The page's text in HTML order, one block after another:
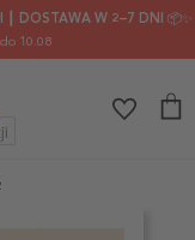
DOSTAWA W 2–7 DNI 📦✨
10.08